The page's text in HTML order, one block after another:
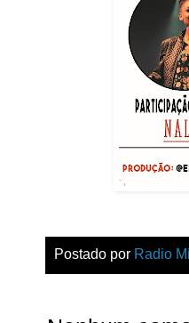
Postado por Radio